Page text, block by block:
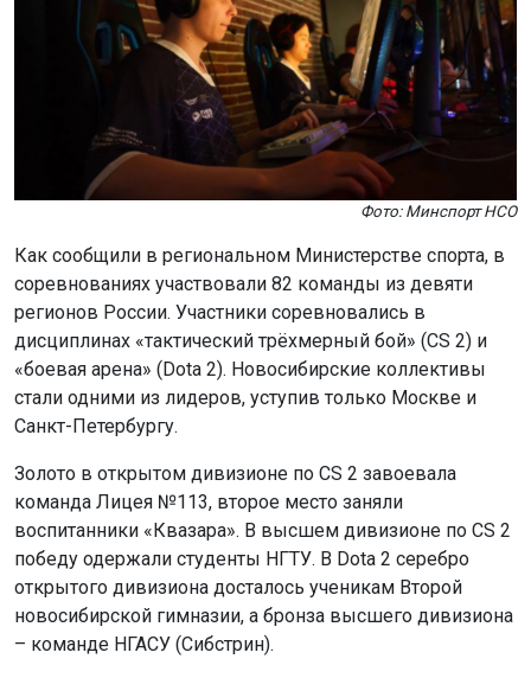
Фото: ГУФССП России по НСО
Как сообщили в ГУФССП России по Новосибирской
области, двое мужчин и одна женщина должны были
пройти обследование и лечение сроком от 6 до 18
месяцев. Они отказывались от добровольной
госпитализации, что создавало угрозу для
Судебные приставы оперативно выехали по адресам
проживания пациентов. Вместе с медработниками они
доставили больных в Кыштовскую центральную
районную больницу для прохождения лечения.
Исполнительные производства по таким делам
относятся к категории немедленного исполнения.
Напомним: в Новосибирске врачи выявили у ветерана
СВОрак на ранней стадии.
Поделиться новостью: